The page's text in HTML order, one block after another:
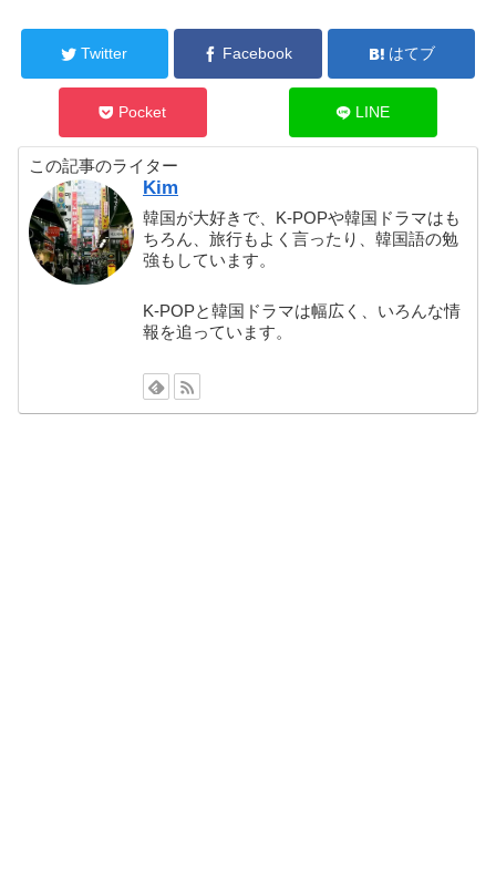
Twitter Facebook はてブ
Pocket LINE
この記事のライター
Kim
韓国が大好きで、K-POPや韓国ドラマはも
ちろん、旅行もよく言ったり、韓国語の勉
強もしています。
K-POPと韓国ドラマは幅広く、いろんな情
報を追っています。